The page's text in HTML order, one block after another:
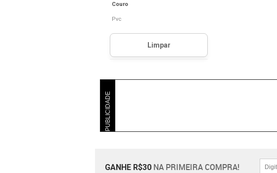
Couro
Pvc
PUBLICIDADE
GANHE R$30 NA PRIMEIRA COMPRA!